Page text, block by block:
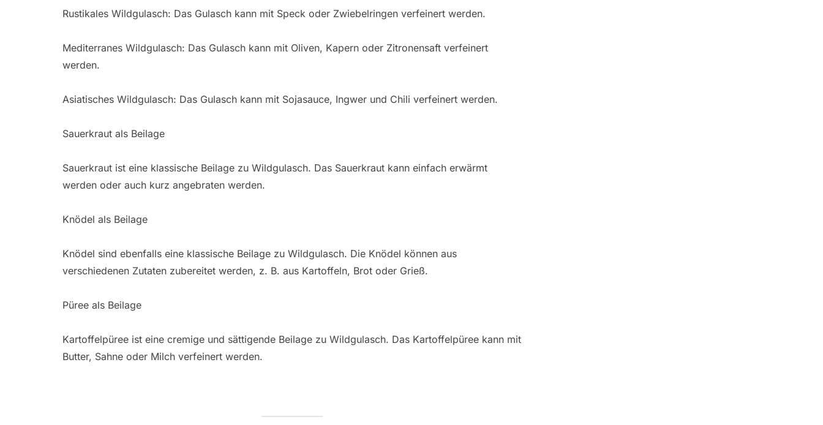
Rustikales Wildgulasch: Das Gulasch kann mit Speck oder Zwiebelringen verfeinert werden.
Mediterranes Wildgulasch: Das Gulasch kann mit Oliven, Kapern oder Zitronensaft verfeinert
werden.
Asiatisches Wildgulasch: Das Gulasch kann mit Sojasauce, Ingwer und Chili verfeinert werden.
Sauerkraut als Beilage
Sauerkraut ist eine klassische Beilage zu Wildgulasch. Das Sauerkraut kann einfach erwärmt
werden oder auch kurz angebraten werden.
Knödel als Beilage
Knödel sind ebenfalls eine klassische Beilage zu Wildgulasch. Die Knödel können aus
verschiedenen Zutaten zubereitet werden, z. B. aus Kartoffeln, Brot oder Grieß.
Püree als Beilage
Kartoffelpüree ist eine cremige und sättigende Beilage zu Wildgulasch. Das Kartoffelpüree kann mit
Butter, Sahne oder Milch verfeinert werden.